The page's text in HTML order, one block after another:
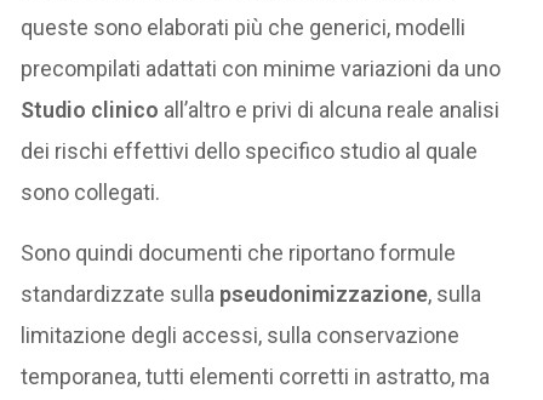
queste sono elaborati più che generici, modelli
precompilati adattati con minime variazioni da uno
Studio clinico all’altro e privi di alcuna reale analisi
dei rischi effettivi dello specifico studio al quale
sono collegati.
Sono quindi documenti che riportano formule
standardizzate sulla pseudonimizzazione, sulla
limitazione degli accessi, sulla conservazione
temporanea, tutti elementi corretti in astratto, ma